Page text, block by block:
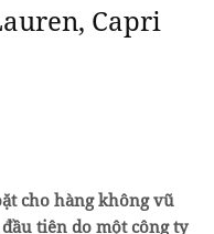
Capri
cho hàng không vũ
tiên do một công ty